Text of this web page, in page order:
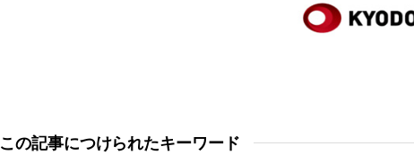
この記事につけられたキーワード